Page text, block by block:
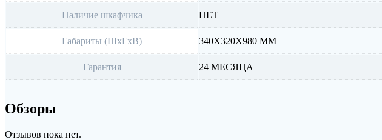
Наличие шкафчика НЕТ
Габариты (ШхГхВ) 340Х320Х980 ММ
Гарантия 24 МЕСЯЦА
Обзоры
Отзывов пока нет.